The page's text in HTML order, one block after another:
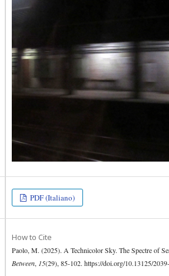
PDF (Italiano)
How to Cite
Paolo, M. (2025). A Technicolor Sky. The Spectre of
Between, 15(29), 85-102. https://doi.org/10.13125/